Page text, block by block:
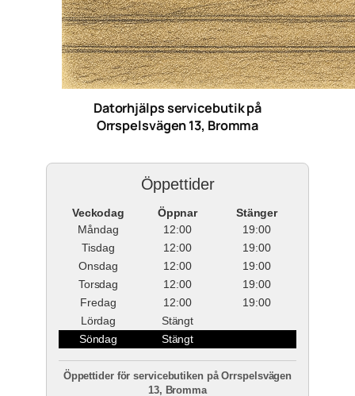
Datorhjälps servicebutik på
Orrspelsvägen 13, Bromma
Öppettider
Veckodag Öppnar
Stänger
Måndag
12:00
19:00
Tisdag
12:00
19:00
Onsdag
12:00
19:00
Torsdag
12:00
19:00
Fredag
12:00
19:00
Lördag
Stängt
Söndag
Stängt
Öppettider för servicebutiken på Orrspelsvägen
13, Bromma